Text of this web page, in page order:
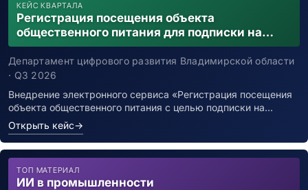
КЕЙС КВАРТАЛА
Регистрация посещения объекта
общественного питания для подписки на
уведомления о возможном контакте с
заболевшим новой коронавирусной
инфекцией
Департамент цифрового развития Владимирской области
· Q3 2026
Внедрение электронного сервиса «Регистрация посещения
объекта общественного питания с целью подписки на…
Открыть кейс→
ТОП МАТЕРИАЛ
ИИ в промышленности